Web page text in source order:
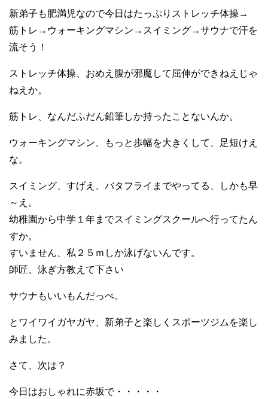
新弟子も肥満児なので今日はたっぷりストレッチ体操→
筋トレ→ウォーキングマシン→スイミング→サウナで汗を
流そう！
ストレッチ体操、おめえ腹が邪魔して屈伸ができねえじゃ
ねえか。
筋トレ、なんだふだん鉛筆しか持ったことないんか。
ウォーキングマシン、もっと歩幅を大きくして、足短けえ
な。
スイミング、すげえ、バタフライまでやってる、しかも早
～え。
幼稚園から中学１年までスイミングスクールへ行ってたん
すか。
すいません、私２５ｍしか泳げないんです。
師匠、泳ぎ方教えて下さい
サウナもいいもんだっぺ。
とワイワイガヤガヤ、新弟子と楽しくスポーツジムを楽し
みました。
さて、次は？
今日はおしゃれに赤坂で・・・・・